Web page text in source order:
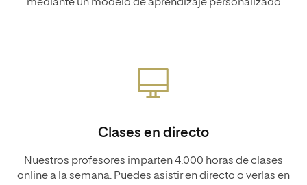
mediante un modelo de aprendizaje personalizado
Clases en directo
Nuestros profesores imparten 4.000 horas de clases
online a la semana. Puedes asistir en directo o verlas en